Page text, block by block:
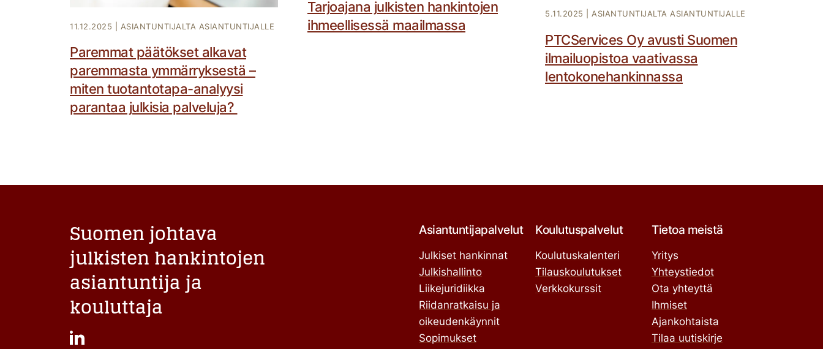
11.12.2025 ASIANTUNTIJALTA ASIANTUNTIJALLE
Paremmat päätökset alkavat
paremmasta ymmärryksestä –
miten tuotantotapa-analyysi
parantaa julkisia palveluja?
Tarjoajana julkisten hankintojen
ihmeellisessä maailmassa
5.11.2025 ASIANTUNTIJALTA ASIANTUNTIJALLE
PTCServices Oy avusti Suomen
ilmailuopistoa vaativassa
lentokonehankinnassa
Suomen johtava
julkisten hankintojen
asiantuntija ja
kouluttaja
Asiantuntijapalvelut
Julkiset hankinnat
Julkishallinto
Liikejuridiikka
Riidanratkaisu ja
oikeudenkäynnit
Sopimukset
Koulutuspalvelut
Koulutuskalenteri
Tilauskoulutukset
Verkkokurssit
Tietoa meistä
Yritys
Yhteystiedot
Ota yhteyttä
Ihmiset
Ajankohtaista
Tilaa uutiskirje